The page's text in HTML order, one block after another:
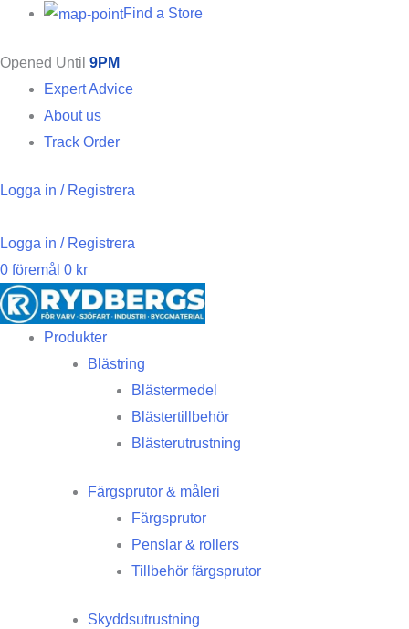
Find a Store
Opened Until 9PM
Expert Advice
About us
Track Order
Logga in / Registrera
Logga in / Registrera
0 föremål 0 kr
Produkter
Blästring
Blästermedel
Blästertillbehör
Blästerutrustning
Färgsprutor & måleri
Färgsprutor
Penslar & rollers
Tillbehör färgsprutor
Skyddsutrustning